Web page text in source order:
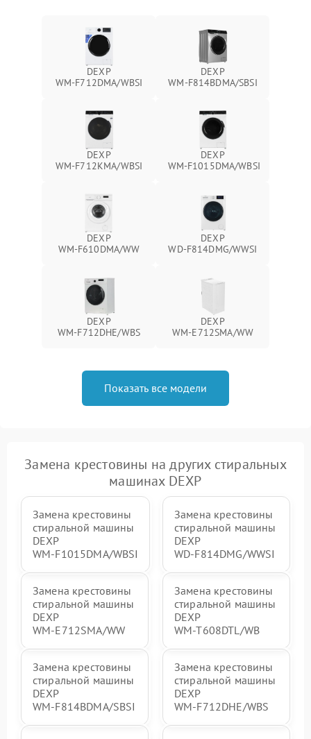
DEXP
WM‑F712DMA/WBSI
DEXP
WM‑F814BDMA/SBSI
DEXP
WM‑F712KMA/WBSI
DEXP
WM‑F1015DMA/WBSI
DEXP
WM‑F610DMA/WW
DEXP
WD‑F814DMG/WWSI
DEXP
WM‑F712DHE/WBS
DEXP
WM‑E712SMA/WW
Показать все модели
Замена крестовины на других стиральных
машинах DEXP
Замена крестовины
стиральной машины
DEXP
WM‑F1015DMA/WBSI
Замена крестовины
стиральной машины
DEXP
WD‑F814DMG/WWSI
Замена крестовины
стиральной машины
DEXP
WM‑E712SMA/WW
Замена крестовины
стиральной машины
DEXP
WM‑T608DTL/WB
Замена крестовины
стиральной машины
DEXP
WM‑F814BDMA/SBSI
Замена крестовины
стиральной машины
DEXP
WM‑F712DHE/WBS